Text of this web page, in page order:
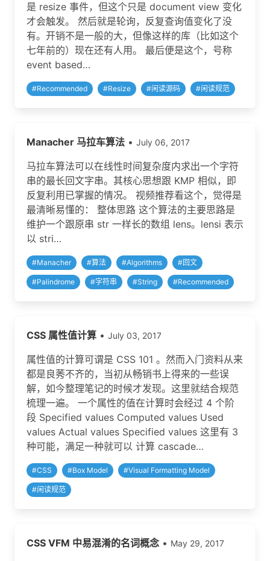
是 resize 事件，但这个只是 document view 变化
才会触发。 然后就是轮询，反复查询值变化了没
有。开销不是一般的大，但像这样的库（比如这个
七年前的）现在还有人用。 最后便是这个，号称
event based…
#Recommended #Resize #闲读源码 #闲读规范
Manacher 马拉车算法 • July 06, 2017
马拉车算法可以在线性时间复杂度内求出一个字符
串的最长回文字串。其核心思想跟 KMP 相似，即
反复利用已掌握的情况。 视频推荐看这个，觉得是
最清晰易懂的： 整体思路 这个算法的主要思路是
维护一个跟原串 str 一样长的数组 lens。lensi 表示
以 stri…
#Manacher #算法 #Algorithms #回文
#Palindrome #字符串 #String #Recommended
CSS 属性值计算 • July 03, 2017
属性值的计算可谓是 CSS 101 。然而入门资料从来
都是良莠不齐的，当初从畅销书上得来的一些误
解，如今整理笔记的时候才发现。这里就结合规范
梳理一遍。 一个属性的值在计算时会经过 4 个阶
段 Specified values Computed values Used
values Actual values Specified values 这里有 3
种可能，满足一种就可以 计算 cascade…
#CSS #Box Model #Visual Formatting Model
#闲读规范
CSS VFM 中易混淆的名词概念 • May 29, 2017